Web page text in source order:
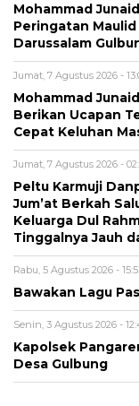
Mohammad
Peringatan Maulid
Darussalam
Jumat, 7 Agustus 2026 -
Mohammad
Berikan Ucapan
Cepat Keluhan
Jumat, 7 Agustus 2026 -
Peltu Karmuji
Jum’at Berkah
Keluarga Dul
Tinggalnya Jauh
Rabu, 5 Agustus 2026 -
Bawakan Lagu
Senin, 3 Agustus 2026 -
Kapolsek
Desa Gulbung